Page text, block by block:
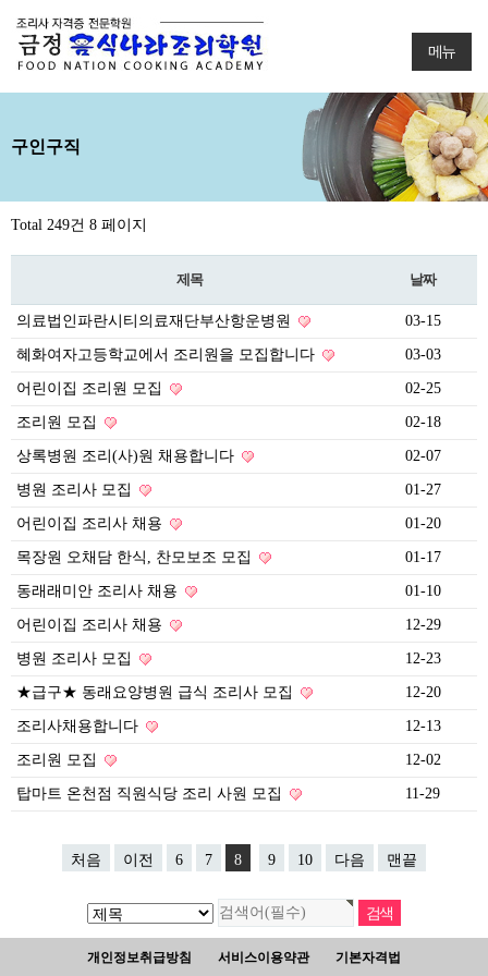
메뉴
구인구직
Total 249건 8 페이지
제목 날짜
의료법인파란시티의료재단부산항운병원 03-15
혜화여자고등학교에서 조리원을 모집합니다 03-03
어린이집 조리원 모집 02-25
조리원 모집 02-18
상록병원 조리(사)원 채용합니다 02-07
병원 조리사 모집 01-27
어린이집 조리사 채용 01-20
목장원 오채담 한식, 찬모보조 모집 01-17
동래래미안 조리사 채용 01-10
어린이집 조리사 채용 12-29
병원 조리사 모집 12-23
★급구★ 동래요양병원 급식 조리사 모집 12-20
조리사채용합니다 12-13
조리원 모집 12-02
탑마트 온천점 직원식당 조리 사원 모집 11-29
처음 이전 6 7 8 9 10 다음 맨끝
개인정보취급방침 서비스이용약관 기본자격법